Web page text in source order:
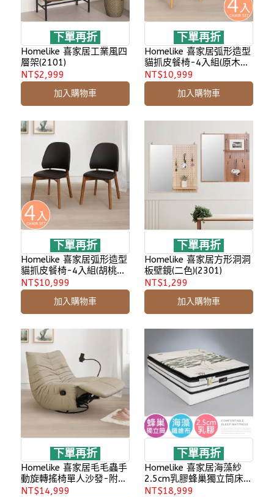
下單再折
Homelike 喜家居工業風四
層架(2101)
NT$2,999
加入購物車
下單再折
Homelike 喜家居弧形造型
貓抓皮餐椅-4入組(原木色)
(2432)
NT$10,999
加入購物車
下單再折
Homelike 喜家居弧形造型
貓抓皮餐椅-4入組(胡桃色)
(2432)
NT$10,999
加入購物車
下單再折
Homelike 喜家居方形洞洞
板壁鏡(二色)(2301)
NT$1,299
加入購物車
下單再折
Homelike 喜家居毛毛蟲手
動旋轉搖椅單人沙發-附手
機支架(2603)
NT$14,999
下單再折
Homelike 喜家居海藻紗
2.5cm乳膠蜂巢獨立筒床墊
(2539)
NT$18,999